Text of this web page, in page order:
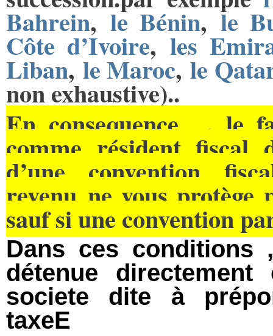
Bahrein, le Bénin,le
Côte d’Ivoire, les
Liban, le Maroc,le
non exhaustive)..
En consequence , le
comme résident fiscal
d’une convention
revenu ne vous protège
sauf si une convention
Dans ces conditions
détenue
societe dite à
taxeE